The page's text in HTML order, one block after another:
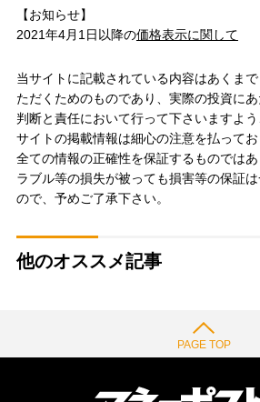
【お知らせ】
2021年4月1日以降の価格表示に関して
当サイトに記載されている内容はあくま
ただくためのものであり、実際の投資に
判断と責任において行って下さいますよ
サイトの掲載情報は細心の注意を払って
全ての情報の正確性を保証するものでは
ラブル等の損失が被っても損害等の保証
ので、予めご了承下さい。
他のオススメ記事
PAGE TOP